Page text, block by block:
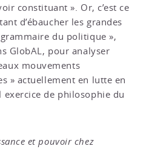
constituant ». Or, c’est ce
d’ébaucher les grandes
du politique »,
GlobAL, pour analyser
mouvements
» actuellement en lutte en
de philosophie du
et pouvoir chez